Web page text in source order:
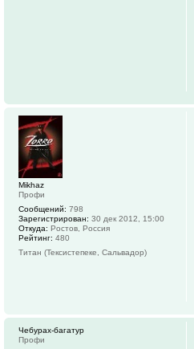
Mikhaz
Профи
Сообщений: 798
Зарегистрирован: 30 дек 2012, 15:00
Откуда: Ростов, Россия
Рейтинг: 480
Титан (Тексистепеке, Сальвадор)
Чебурах-багатур
Профи